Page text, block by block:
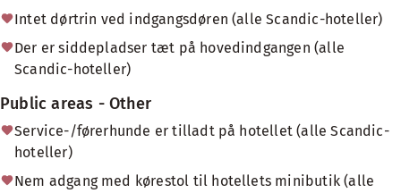
Intet dørtrin ved indgangsdøren (alle Scandic-hoteller)
Der er siddepladser tæt på hovedindgangen (alle
Scandic-hoteller)
Public areas - Other
Service-/førerhunde er tilladt på hotellet (alle Scandic-
hoteller)
Nem adgang med kørestol til hotellets minibutik (alle